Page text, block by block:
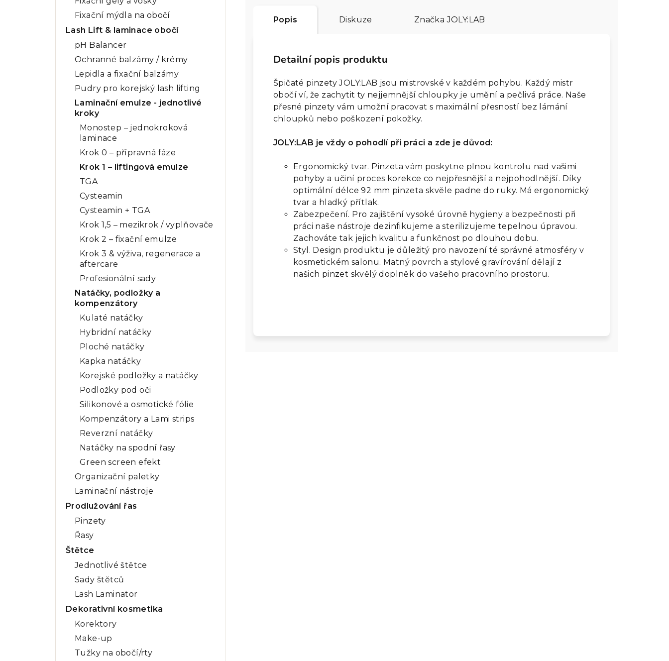
Fixační mýdla na obočí
Lash Lift & laminace obočí
pH Balancer
Ochranné balzámy / krémy
Lepidla a fixační balzámy
Pudry pro korejský lash lifting
Laminační emulze - jednotlivé
kroky
Monostep – jednokroková
laminace
Krok 0 – přípravná fáze
Krok 1 – liftingová emulze
TGA
Cysteamin
Cysteamin + TGA
Krok 1,5 – mezikrok / vyplňovače
Krok 2 – fixační emulze
Krok 3 & výživa, regenerace a
aftercare
Profesionální sady
Natáčky, podložky a
kompenzátory
Kulaté natáčky
Hybridní natáčky
Ploché natáčky
Kapka natáčky
Korejské podložky a natáčky
Podložky pod oči
Silikonové a osmotické fólie
Kompenzátory a Lami strips
Reverzní natáčky
Natáčky na spodní řasy
Green screen efekt
Organizační paletky
Laminační nástroje
Prodlužování řas
Pinzety
Řasy
Štětce
Jednotlivé štětce
Sady štětců
Lash Laminator
Dekorativní kosmetika
Korektory
Make-up
Tužky na obočí/rty
Popis Diskuze Značka JOLY:LAB
Detailní popis produktu
Špičaté pinzety JOLY:LAB jsou mistrovské v každém pohybu. Každý mistr
obočí ví, že zachytit ty nejjemnější chloupky je umění a pečlivá práce. Naše
přesné pinzety vám umožní pracovat s maximální přesností bez lámání
chloupků nebo poškození pokožky.
JOLY:LAB je vždy o pohodlí při práci a zde je důvod:
Ergonomický tvar. Pinzeta vám poskytne plnou kontrolu nad vašimi
pohyby a učiní proces korekce co nejpřesnější a nejpohodlnější. Díky
optimální délce 92 mm pinzeta skvěle padne do ruky. Má ergonomický
tvar a hladký přítlak.
Zabezpečení. Pro zajištění vysoké úrovně hygieny a bezpečnosti při
práci naše nástroje dezinfikujeme a sterilizujeme tepelnou úpravou.
Zachováte tak jejich kvalitu a funkčnost po dlouhou dobu.
Styl. Design produktu je důležitý pro navození té správné atmosféry v
kosmetickém salonu. Matný povrch a stylové gravírování dělají z
našich pinzet skvělý doplněk do vašeho pracovního prostoru.